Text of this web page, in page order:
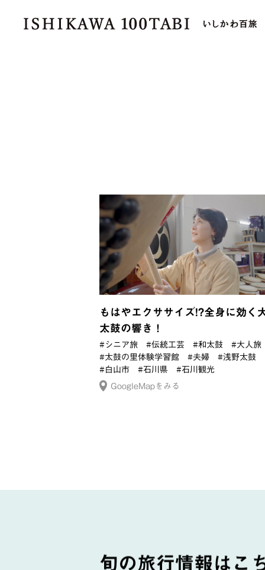
もはやエクササイズ!?全身に効く
太鼓の響き！
#シニア旅 #伝統工芸 #和太鼓
#大人旅
#太鼓の里体験学習館
#夫婦
#浅野太鼓
#白山市
#石川県
#石川観光
GoogleMapをみる
旬の旅行情報は こ